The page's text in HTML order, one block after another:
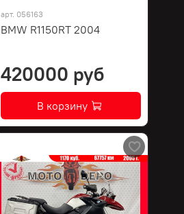
арт. 056163
BMW R1150RT 2004
420000 руб
В корзину